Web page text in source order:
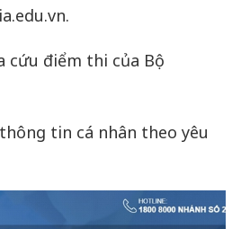
cứu điểm thi của Bộ
tin cá nhân theo yêu